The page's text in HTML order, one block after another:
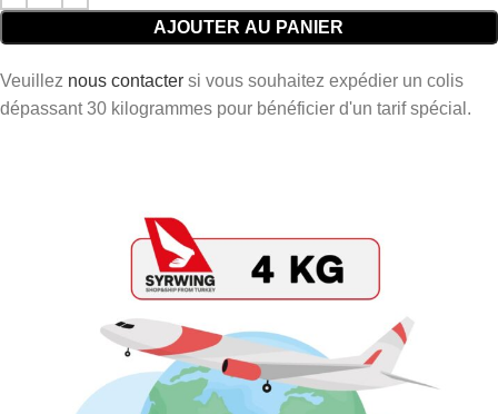
AJOUTER AU PANIER
Veuillez nous contacter si vous souhaitez expédier un colis
dépassant 30 kilogrammes pour bénéficier d'un tarif spécial.